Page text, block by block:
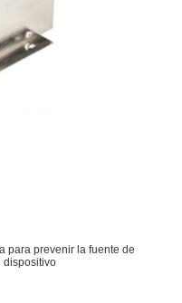
para prevenir la fuente de
dispositivo